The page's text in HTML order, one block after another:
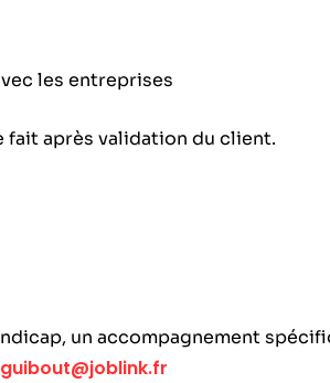
les entreprises
fait après validation du client.
un accompagnement